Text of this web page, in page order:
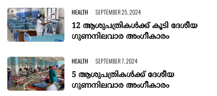
HEALTH SEPTEMBER 25, 2024
12 ആശുപത്രികള്‍ക്ക് കൂടി ദേശീയ
ഗുണനിലവാര അംഗീകാരം
HEALTH SEPTEMBER 7, 2024
5 ആശുപത്രികള്‍ക്ക് ദേശീയ
ഗുണനിലവാര അംഗീകാരം